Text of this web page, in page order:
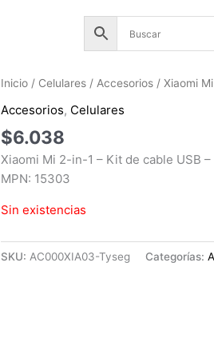
Inicio / Celulares / Accesorios / Xiaomi
Accesorios, Celulares
$6.038
Xiaomi Mi 2-in-1 – Kit de cable USB –
MPN: 15303
Sin existencias
SKU:AC000XIA03-Tyseg Categorías: